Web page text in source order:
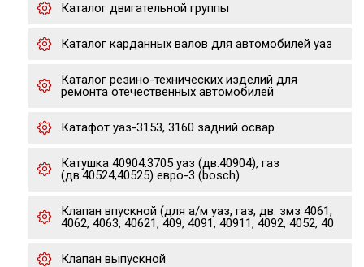
Каталог двигательной группы
Каталог карданных валов для автомобилей уаз
Каталог резино-технических изделий для
ремонта отечественных автомобилей
Катафот уаз-3153, 3160 задний освар
Катушка 40904.3705 уаз (дв.40904), газ
(дв.40524,40525) евро-3 (bosch)
Клапан впускной (для а/м уаз, газ, дв. змз 4061,
4062, 4063, 40621, 409, 4091, 40911, 4092, 4052, 40
Клапан выпускной